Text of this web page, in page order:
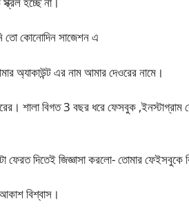
তো কোনোদিন সাজেশন এ
অ্যাকাউন্ট এর নাম আমার দেওরের নামে।
শালা বিগত 3 বছর ধরে ফেসবুক
ফেরত দিতেই জিজ্ঞাসা করলো- তোমার ফেইসবুকে
বিশ্বাস।